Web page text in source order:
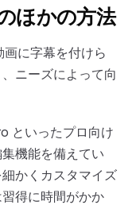
ほかの方法
に字幕を付けら
ニーズによって向
といったプロ向け
機能を備えてい
かくカスタマイズ
得に時間がかか